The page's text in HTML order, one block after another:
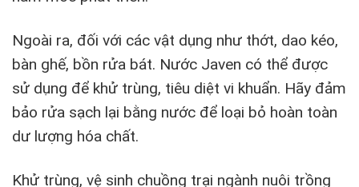
Ngoài ra, đối với các vật dụng như thớt, dao kéo,
bàn ghế, bồn rửa bát. Nước Javen có thể được
sử dụng để khử trùng, tiêu diệt vi khuẩn. Hãy đảm
bảo rửa sạch lại bằng nước để loại bỏ hoàn toàn
dư lượng hóa chất.
Khử trùng, vệ sinh chuồng trại ngành nuôi trồng